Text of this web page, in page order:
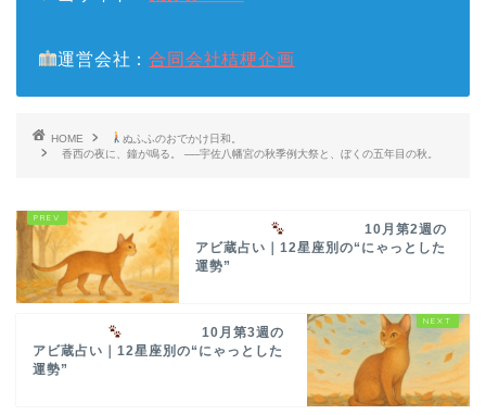
運営会社：合同会社桔梗企画
HOME
ぬふふのおでかけ日和。
香西の夜に、鐘が鳴る。 ──宇佐八幡宮の秋季例大祭と、ぼくの五年目の秋。
10月第2週の
アビ蔵占い｜12星座別の“にゃっとした
運勢”
10月第3週の
アビ蔵占い｜12星座別の“にゃっとした
運勢”